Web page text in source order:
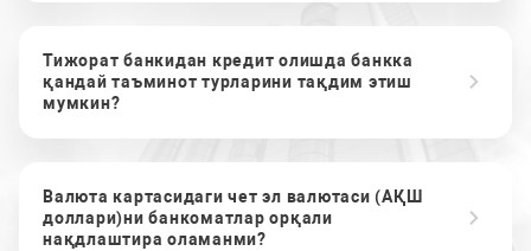
Тижорат банкидан кредит олишда банкка
қандай таъминот турларини тақдим этиш
мумкин?
Валюта картасидаги чет эл валютаси (АҚШ
доллари)ни банкоматлар орқали
нақдлаштира оламанми?